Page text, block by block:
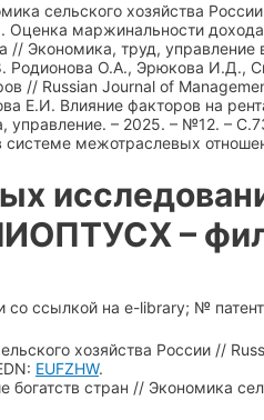
сельского хозяйства
маржинальности
Экономика, труд,
Родионова О.А., Эрюкова
// Russian Journal of
Е.И. Влияние факторов на
управление. – 2025. – №12. –
межотраслевых
–
ссылкой на e-library; №
хозяйства России //
EUFZHW.
стран // Экономика